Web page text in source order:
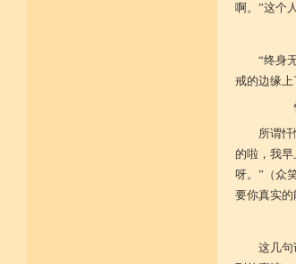
啊。”这个
“终身
戒的边缘上
所谓
的啦，我
呀。”（众
要你真实的
这几句